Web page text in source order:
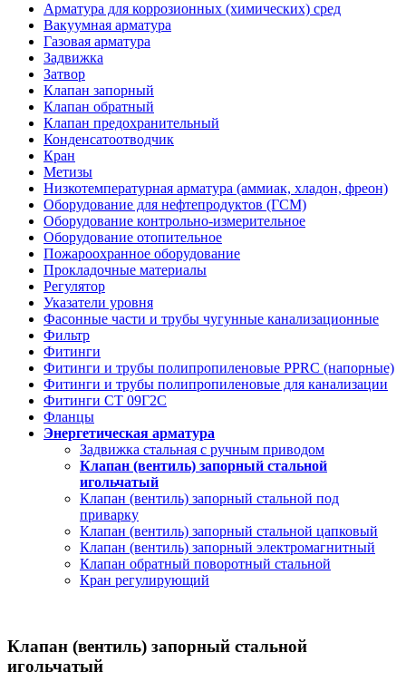
Арматура для коррозионных (химических) сред
Вакуумная арматура
Газовая арматура
Задвижка
Затвор
Клапан запорный
Клапан обратный
Клапан предохранительный
Конденсатоотводчик
Кран
Метизы
Низкотемпературная арматура (аммиак, хладон, фреон)
Оборудование для нефтепродуктов (ГСМ)
Оборудование контрольно-измерительное
Оборудование отопительное
Пожароохранное оборудование
Прокладочные материалы
Регулятор
Указатели уровня
Фасонные части и трубы чугунные канализационные
Фильтр
Фитинги
Фитинги и трубы полипропиленовые PPRC (напорные)
Фитинги и трубы полипропиленовые для канализации
Фитинги СТ 09Г2С
Фланцы
Энергетическая арматура
Задвижка стальная с ручным приводом
Клапан (вентиль) запорный стальной
игольчатый
Клапан (вентиль) запорный стальной под
приварку
Клапан (вентиль) запорный стальной цапковый
Клапан (вентиль) запорный электромагнитный
Клапан обратный поворотный стальной
Кран регулирующий
Клапан (вентиль) запорный стальной
игольчатый